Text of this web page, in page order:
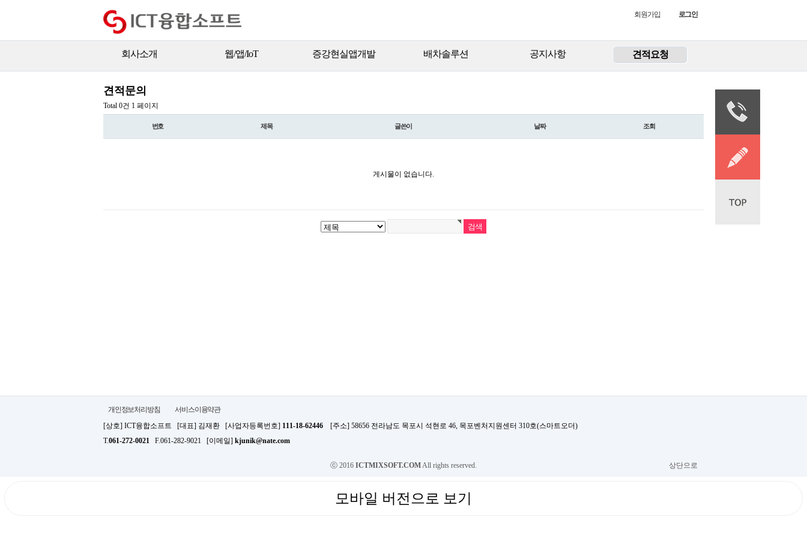
회원가입 로그인
회사소개 웹/앱/IoT 증강현실앱개발 배차솔루션 공지사항 견적요청
견적문의
Total 0건 1 페이지
번호 제목 글쓴이 날짜 조회
게시물이 없습니다.
개인정보처리방침
서비스이용약관
[상호] ICT융합소프트 [대표] 김재환 [사업자등록번호] 111-18-62446 [주소] 58656 전라남도 목포시 석현로 46, 목포벤처지원센터 310호(스마트오더)
T.061-272-0021 F.061-282-9021 [이메일] kjunik@nate.com
ⓒ 2016 ICTMIXSOFT.COMAll rights reserved. 상단으로
모바일 버전으로 보기